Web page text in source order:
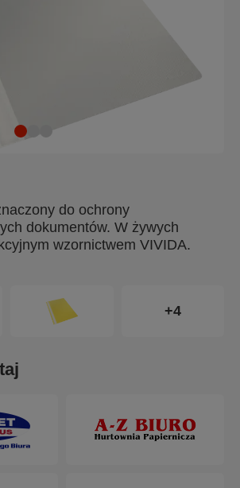
do ochrony
dokumentów. W żywych
wzornictwem VIVIDA.
+4